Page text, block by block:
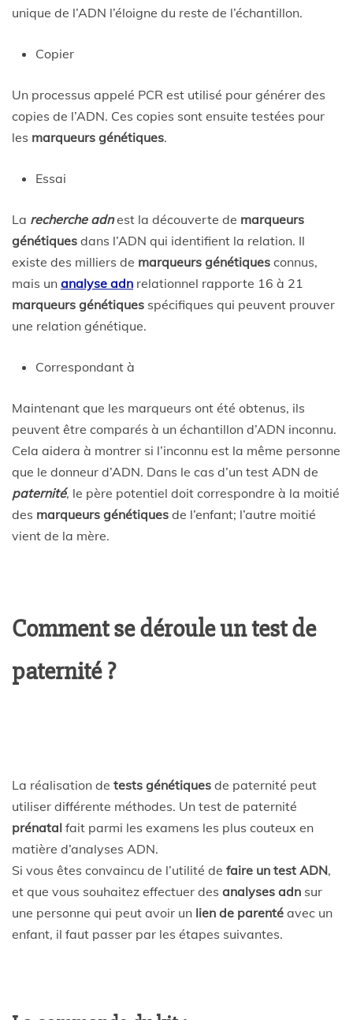
unique de l’ADN l’éloigne du reste de l’échantillon.
Copier
Un processus appelé PCR est utilisé pour générer des
copies de l’ADN. Ces copies sont ensuite testées pour
les marqueurs génétiques.
Essai
La recherche adnest la découverte de marqueurs
génétiques dans l’ADN qui identifient la relation. Il
existe des milliers de marqueurs génétiques connus,
mais un analyse adn relationnel rapporte 16 à 21
marqueurs génétiques spécifiques qui peuvent prouver
une relation génétique.
Correspondant à
Maintenant que les marqueurs ont été obtenus, ils
peuvent être comparés à un échantillon d’ADN inconnu.
Cela aidera à montrer si l’inconnu est la même personne
que le donneur d’ADN. Dans le cas d’un test ADN de
paternité, le père potentiel doit correspondre à la moitié
des marqueurs génétiques de l’enfant; l’autre moitié
vient de la mère.
Comment se déroule un test de
paternité ?
La réalisation de tests génétiques de paternité peut
utiliser différente méthodes. Un test de paternité
prénatal fait parmi les examens les plus couteux en
matière d’analyses ADN.
Si vous êtes convaincu de l’utilité de faire un test ADN,
et que vous souhaitez effectuer des analyses adn sur
une personne qui peut avoir un lien de parenté avec un
enfant, il faut passer par les étapes suivantes.